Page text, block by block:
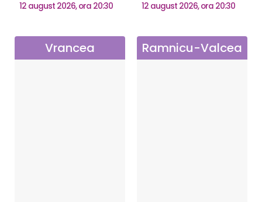
12 august 2026, ora 20:30 12 august 2026, ora 20:30
Vrancea Ramnicu-Valcea